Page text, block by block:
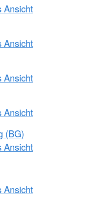
Ansicht
Ansicht
Ansicht
Ansicht
(BG)
Ansicht
Ansicht